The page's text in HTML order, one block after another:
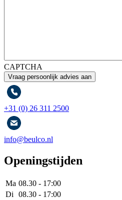
CAPTCHA
+31 (0) 26 311 2500
info@beulco.nl
Openingstijden
Ma 08.30 - 17:00
Di
08.30 - 17:00